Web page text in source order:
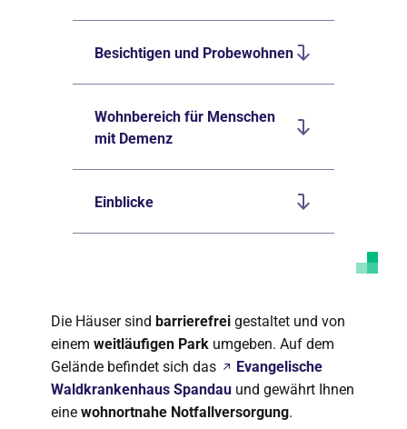
Besichtigen und Probewohnen
Wohnbereich für Menschen
mit Demenz
Einblicke
Die Häuser sind barrierefrei gestaltet und von
einem weitläufigen Park umgeben. Auf dem
Gelände befindet sich das
Evangelische
Waldkrankenhaus Spandau und gewährt Ihnen
eine wohnortnahe Notfallversorgung.